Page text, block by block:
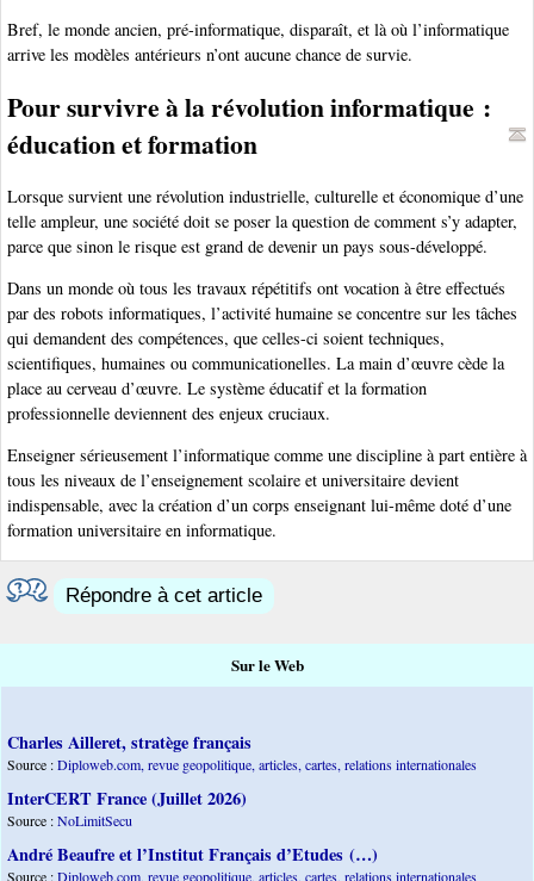
Bref, le monde ancien, pré-informatique, disparaît, et là où l’informatique
arrive les modèles antérieurs n’ont aucune chance de survie.
Pour survivre à la révolution informatique :
éducation et formation
Lorsque survient une révolution industrielle, culturelle et économique d’une
telle ampleur, une société doit se poser la question de comment s’y adapter,
parce que sinon le risque est grand de devenir un pays sous-développé.
Dans un monde où tous les travaux répétitifs ont vocation à être effectués
par des robots informatiques, l’activité humaine se concentre sur les tâches
qui demandent des compétences, que celles-ci soient techniques,
scientifiques, humaines ou communicationelles. La main d’œuvre cède la
place au cerveau d’œuvre. Le système éducatif et la formation
professionnelle deviennent des enjeux cruciaux.
Enseigner sérieusement l’informatique comme une discipline à part entière à
tous les niveaux de l’enseignement scolaire et universitaire devient
indispensable, avec la création d’un corps enseignant lui-même doté d’une
formation universitaire en informatique.
Répondre à cet article
Sur le Web
Charles Ailleret, stratège français
Source :Diploweb.com, revue geopolitique, articles, cartes, relations internationales
InterCERT France (Juillet 2026)
Source :NoLimitSecu
André Beaufre et l’Institut Français d’Etudes (…)
Source :Diploweb.com, revue geopolitique, articles, cartes, relations internationales